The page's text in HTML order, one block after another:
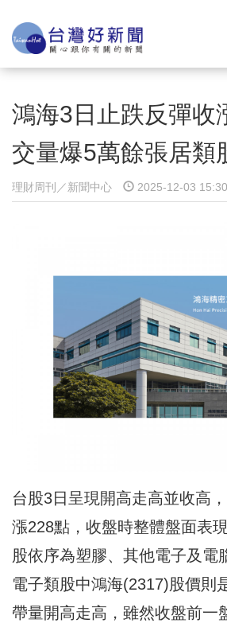
鴻海3日止跌反彈收
交量爆5萬餘張居類
理財周刊／新聞中心 2025-12-03 15:30
台股3日呈現開高走高並收高
漲228點，收盤時整體盤面表
股依序為塑膠、其他電子及電
電子類股中鴻海(2317)股價則
帶量開高走高，雖然收盤前一